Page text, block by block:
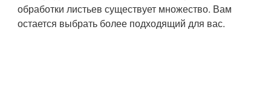
обработки листьев существует множество. Вам
остается выбрать более подходящий для вас.